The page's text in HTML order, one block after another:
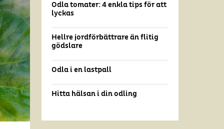
Odla tomater: 4 enkla tips för att
lyckas
Hellre jordförbättrare än flitig
gödslare
Odla i en lastpall
Hitta hälsan i din odling